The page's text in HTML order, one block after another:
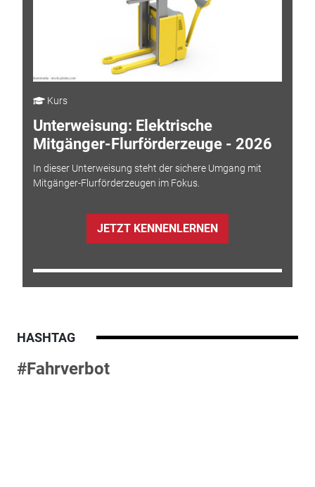
Kurs
Unterweisung: Elektrische
Mitgänger-Flurförderzeuge - 2026
In dieser Unterweisung steht der sichere Umgang mit
Mitgänger-Flurförderzeugen im Fokus.
JETZT KENNENLERNEN
HASHTAG
#Fahrverbot